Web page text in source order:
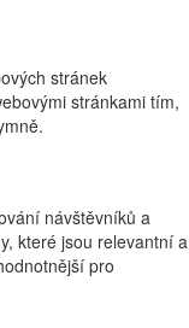
stránek
stránkami tím,
návštěvníků a
které jsou relevantní a
pro